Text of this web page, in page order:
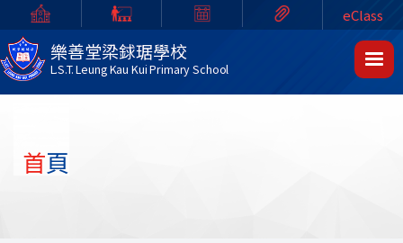
樂善堂梁銶琚學校
L.S.T. Leung Kau Kui Primary School
eClass
首頁